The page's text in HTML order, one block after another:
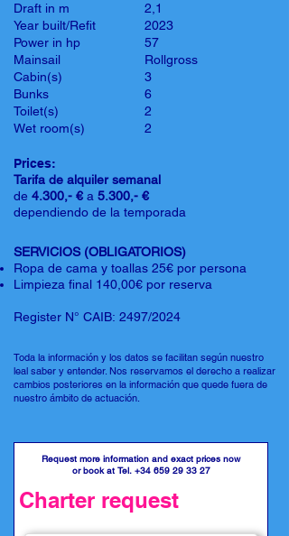
Draft in m
Year built/Refit
Power in hp
Mainsail
Cabin(s)
Bunks
Toilet(s)
Wet room(s)
2,1
2023
57
Rollgross
3
6
2
2
Prices:
Tarifa de alquiler semanal
de 4.300,- € a 5.300,- €
dependiendo de la temporada
SERVICIOS (OBLIGATORIOS)
Ropa de cama y toallas 25€ por persona
Limpieza final 140,00€ por reserva
Register N° CAIB: 2497/2024
Toda la información y los datos se facilitan según nuestro
leal saber y entender. Nos reservamos el derecho a realizar
cambios posteriores en la información que quede fuera de
nuestro ámbito de actuación.
Request more information and exact prices now
or book at Tel. +34 659 29 33 27
Charter request